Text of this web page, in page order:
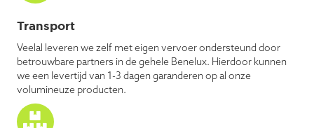
Transport
Veelal leveren we zelf met eigen vervoer ondersteund door
betrouwbare partners in de gehele Benelux. Hierdoor kunnen
we een levertijd van 1-3 dagen garanderen op al onze
volumineuze producten.